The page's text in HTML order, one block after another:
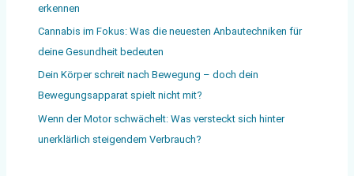
erkennen
Cannabis im Fokus: Was die neuesten Anbautechniken für
deine Gesundheit bedeuten
Dein Körper schreit nach Bewegung – doch dein
Bewegungsapparat spielt nicht mit?
Wenn der Motor schwächelt: Was versteckt sich hinter
unerklärlich steigendem Verbrauch?